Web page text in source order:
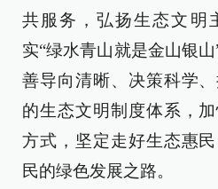
共服务，弘扬生态文明
实“绿水青山就是金山银
善导向清晰、决策科学
的生态文明制度体系，
方式，坚定走好生态惠
民的绿色发展之路。